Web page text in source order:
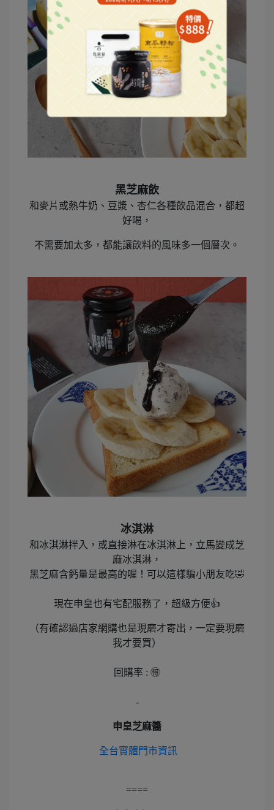
黑芝麻飲
和麥片或熱牛奶、豆漿、杏仁各種飲品混合，都超
好喝，
不需要加太多，都能讓飲料的風味多一個層次。
冰淇淋
和冰淇淋拌入，或直接淋在冰淇淋上，立馬變成芝
麻冰淇淋，
黑芝麻含鈣量是最高的喔！可以這樣騙小朋友吃🤣
現在申皇也有宅配服務了，超級方便👍
（有確認過店家網購也是現磨才寄出，一定要現磨
我才要買）
回購率 : 🉐️
-
申皇芝麻醬
全台實體門市資訊
====